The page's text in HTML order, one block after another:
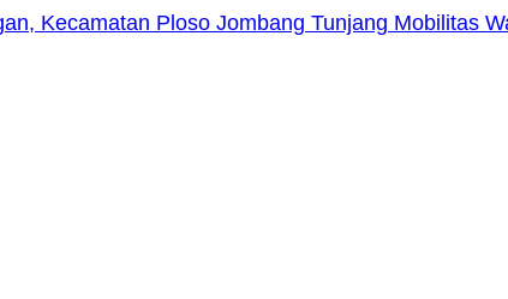
Kecamatan Ploso Jombang Tunjang Mobilitas